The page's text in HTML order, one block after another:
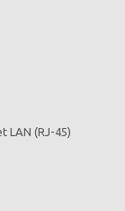
LAN (RJ-45)